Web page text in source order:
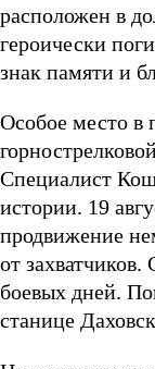
расположен в
героически
знак памяти и
Особое место в
Специалист
истории. 19
продвижение
от
боевых дней.
станице